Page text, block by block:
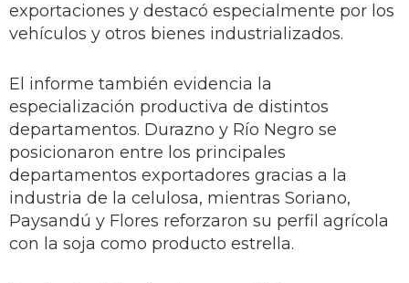
exportaciones y destacó especialmente por los
vehículos y otros bienes industrializados.
El informe también evidencia la
especialización productiva de distintos
departamentos. Durazno y Río Negro se
posicionaron entre los principales
departamentos exportadores gracias a la
industria de la celulosa, mientras Soriano,
Paysandú y Flores reforzaron su perfil agrícola
con la soja como producto estrella.